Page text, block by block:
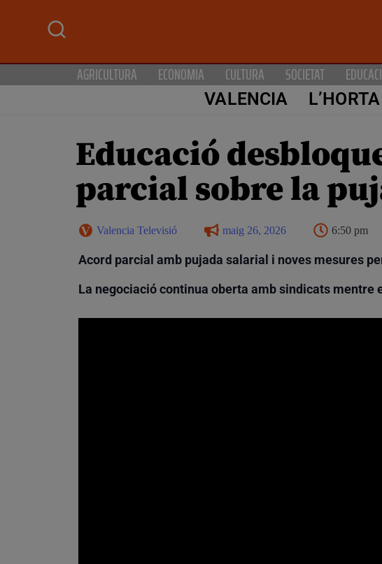
AGRICULTURA ECONOMIA CULTURA SOCIETAT
VALENCIA L’HORTA
Educació
parcial sobre la
Valencia Televisió maig 26, 2026 6:50 pm
Acord parcial amb pujada salarial i noves mesures
La negociació continua oberta amb sindicats mentre